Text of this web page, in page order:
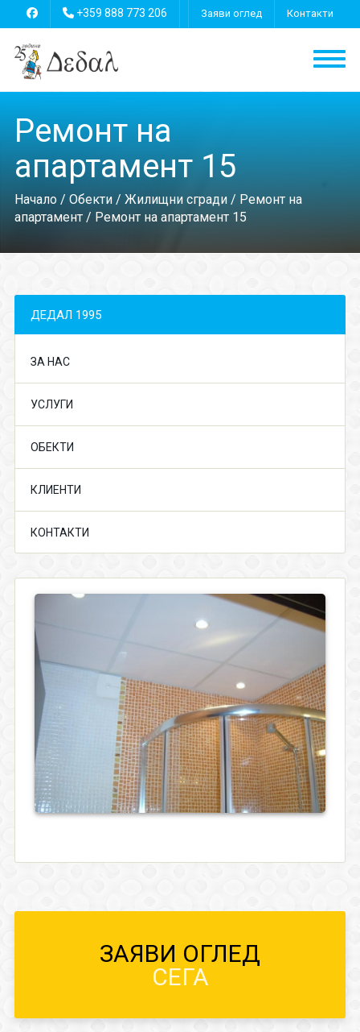
+359 888 773 206 Заяви оглед Контакти
Ремонт на
апартамент 15
Начало/ Обекти/ Жилищни сгради/ Ремонт на
апартамент/ Ремонт на апартамент 15
ДЕДАЛ 1995
ЗА НАС
УСЛУГИ
ОБЕКТИ
КЛИЕНТИ
КОНТАКТИ
ЗАЯВИ ОГЛЕД
СЕГА